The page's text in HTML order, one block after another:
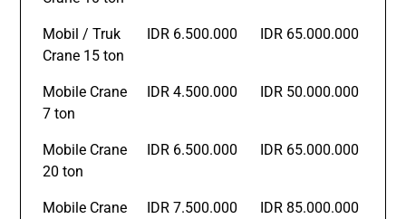
Mobil / Truk
Crane 15 ton
IDR 6.500.000 IDR 65.000.000
Mobile Crane
7 ton
IDR 4.500.000 IDR 50.000.000
Mobile Crane
20 ton
IDR 6.500.000 IDR 65.000.000
Mobile Crane
IDR 7.500.000 IDR 85.000.000